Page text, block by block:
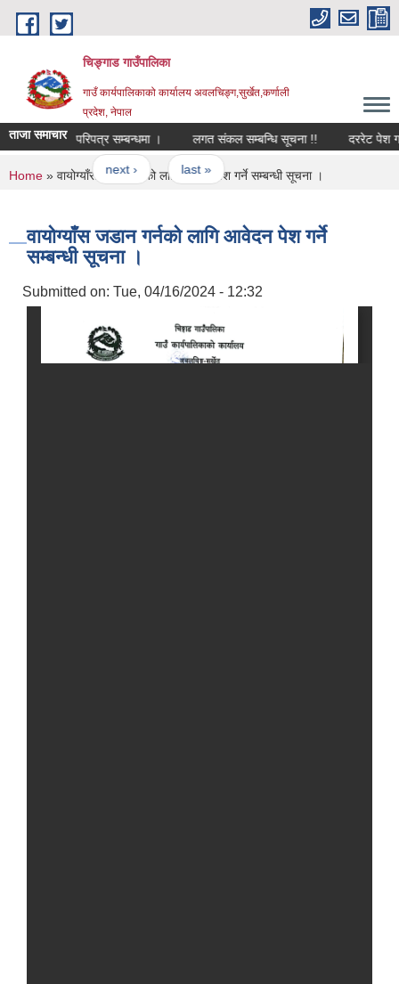
Skip to main content
चिङ्गाड गाउँपालिका
गाउँ कार्यपालिकाको कार्यालय अवलचिङ्ग,सुर्खेत,कर्णाली
प्रदेश, नेपाल
ताजा समाचार
। परिपत्र सम्बन्धमा । लगत संकल सम्बन्धि सूचना !! दररेट पेश गर्ने
next › last »
You are here
Home » वायोग्याँस जडान गर्नको लागि आवेदन पेश गर्ने सम्बन्धी सूचना ।
वायोग्याँस जडान गर्नको लागि आवेदन पेश गर्ने
सम्बन्धी सूचना ।
Submitted on: Tue, 04/16/2024 - 12:32